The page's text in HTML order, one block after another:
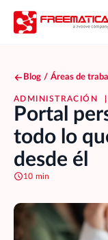
Blog / Áreas de
ADMINISTRACIÓN
Portal
todo lo
desde él
10 min